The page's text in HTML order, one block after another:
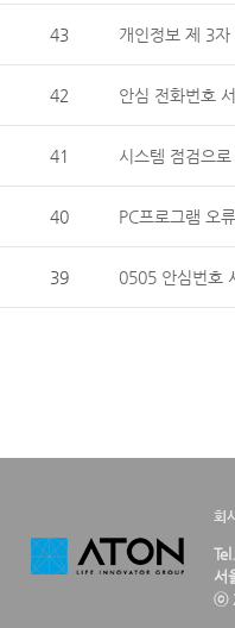
43 개인정보 제 3자
42 안심 전화번호
41 시스템 점검으
40 PC프로그램 오
39 0505 안심번호
회
서
ⓒ